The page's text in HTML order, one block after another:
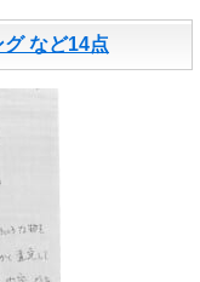
など14点